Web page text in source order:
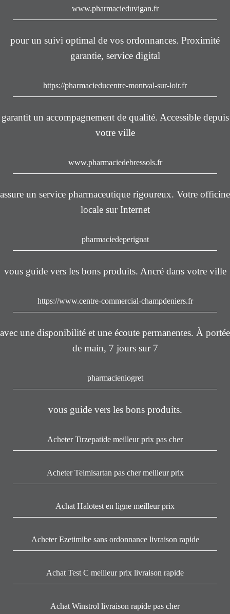
www.pharmacieduvigan.fr
pour un suivi optimal de vos ordonnances. Proximité
garantie, service digital
https://pharmacieducentre-montval-sur-loir.fr
garantit un accompagnement de qualité. Accessible depuis
votre ville
www.pharmaciedebressols.fr
assure un service pharmaceutique rigoureux. Votre officine
locale sur Internet
pharmaciedeperignat
vous guide vers les bons produits. Ancré dans votre ville
https://www.centre-commercial-champdeniers.fr
avec une disponibilité et une écoute permanentes. À portée
de main, 7 jours sur 7
pharmacieniogret
vous guide vers les bons produits.
Acheter Tirzepatide meilleur prix pas cher
Acheter Telmisartan pas cher meilleur prix
Achat Halotest en ligne meilleur prix
Acheter Ezetimibe sans ordonnance livraison rapide
Achat Test C meilleur prix livraison rapide
Achat Winstrol livraison rapide pas cher